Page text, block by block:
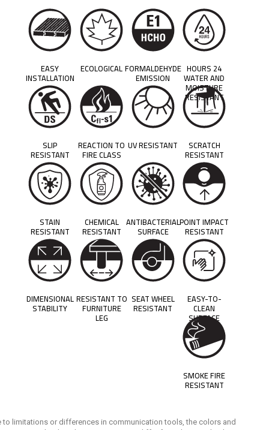
24 HOURS
WATER AND
MOISTURE
RESISTANT
FORMALDEHYDE
EMISSION
ECOLOGICAL
EASY
INSTALLATION
SCRATCH
RESISTANT
UV RESISTANT
REACTION TO
FIRE CLASS
SLIP
RESISTANT
POINT IMPACT
RESISTANT
ANTIBACTERIAL
SURFACE
CHEMICAL
RESISTANT
STAIN
RESISTANT
EASY-TO-
CLEAN
SURFACE
SEAT WHEEL
RESISTANT
RESISTANT TO
FURNITURE
LEG
DIMENSIONAL
STABILITY
SMOKE FIRE
RESISTANT
to limitations or differences in communication tools, the colors and